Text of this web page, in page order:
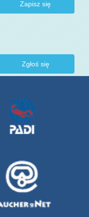
Zgłoś się